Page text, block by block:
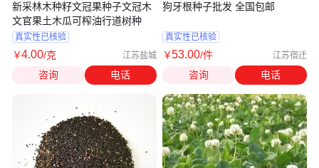
新采林木种籽文冠果种子文冠木
文官果土木瓜可榨油行道树种
真实性已核验
￥4.00/克 江苏盐城
咨询 电话
狗牙根种子批发 全国包邮
真实性已核验
￥53.00/件 江苏宿迁
咨询 电话